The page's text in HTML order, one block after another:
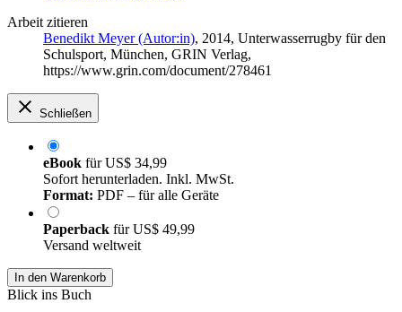
Arbeit zitieren
Benedikt Meyer (Autor:in), 2014, Unterwasserrugby für den
Schulsport, München, GRIN Verlag,
https://www.grin.com/document/278461
Schließen
eBook fürUS$ 34,99
Sofort herunterladen. Inkl. MwSt.
Format: PDF – für alle Geräte
Paperback fürUS$ 49,99
Versand weltweit
In den Warenkorb
Blick ins Buch